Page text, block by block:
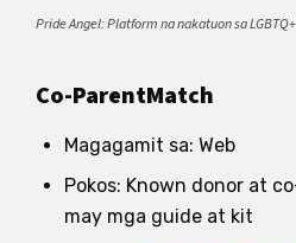
Pride Angel: Platform na nakatuon sa
Co-ParentMatch
Magagamit sa: Web
Pokos: Known donor at
may mga guide at kit